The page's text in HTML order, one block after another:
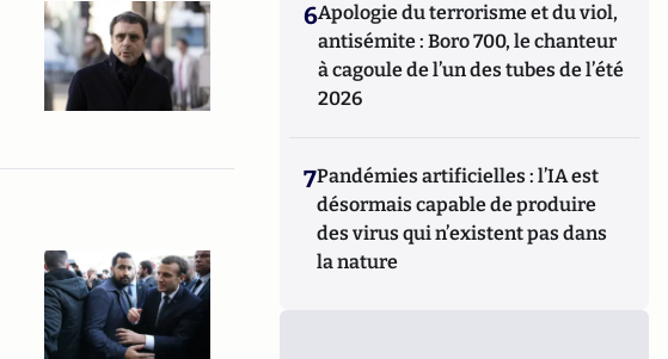
6Apologie du terrorisme et du viol,
antisémite : Boro 700, le chanteur
à cagoule de l’un des tubes de l’été
2026
7Pandémies artificielles : l’IA est
désormais capable de produire
des virus qui n’existent pas dans
la nature